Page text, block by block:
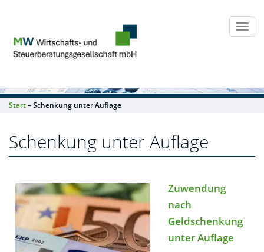
Start– Schenkung unter Auflage
Schenkung unter Auflage
Zuwendung
nach
Geldschenkung
unter Auflage